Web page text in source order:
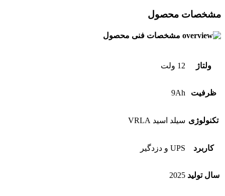
مشخصات محصول
مشخصات فنی محصول
ولتاژ 12 ولت
ظرفیت 9Ah
تکنولوژی سیلد اسید VRLA
کاربرد UPS و دزدگیر
سال تولید 2025